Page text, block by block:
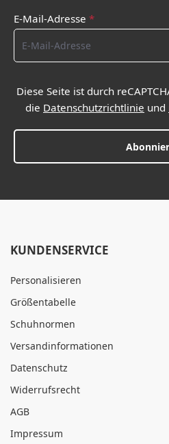
E-Mail-Adresse *
Diese Seite ist durch
die Datenschutzrichtlinie und
KUNDENSERVICE
Personalisieren
Größentabelle
Schuhnormen
Versandinformationen
Datenschutz
Widerrufsrecht
AGB
Impressum